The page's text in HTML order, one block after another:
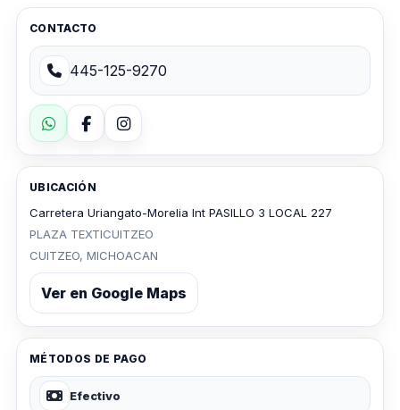
CONTACTO
445-125-9270
UBICACIÓN
Carretera Uriangato-Morelia Int PASILLO 3 LOCAL 227
PLAZA TEXTICUITZEO
CUITZEO, MICHOACAN
Ver en Google Maps
MÉTODOS DE PAGO
Efectivo